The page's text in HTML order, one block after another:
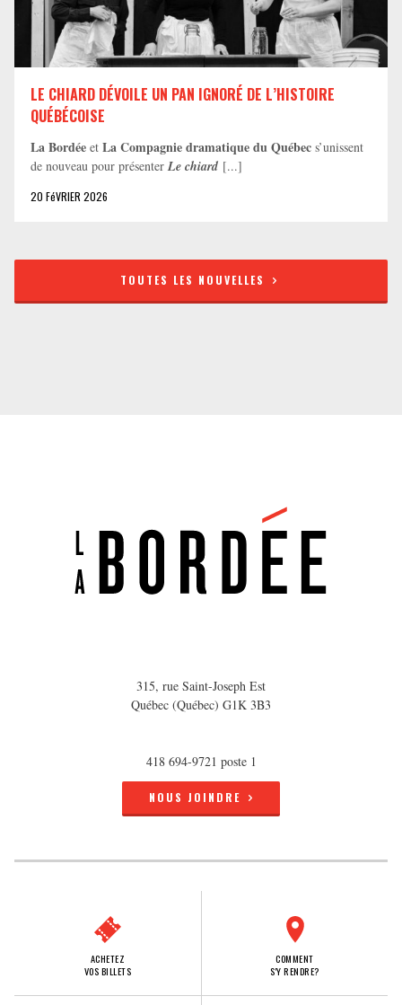
LE CHIARD DÉVOILE UN PAN IGNORÉ DE L’HISTOIRE
QUÉBÉCOISE
La Bordée et La Compagnie dramatique du Québec s’unissent
de nouveau pour présenter Le chiard [...]
20 FéVRIER 2026
TOUTES LES NOUVELLES
315, rue Saint-Joseph Est
Québec (Québec) G1K 3B3
418 694-9721 poste 1
NOUS JOINDRE
ACHETEZ
VOS BILLETS
COMMENT
S'Y RENDRE?